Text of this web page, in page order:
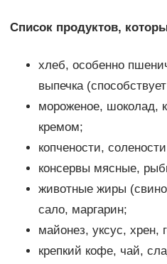
Список продуктов,
хлеб, особенно
выпечка
мороженое, шоколад,
кремом;
копчености,
консервы мясные,
животные жиры
сало, маргарин;
майонез, уксус, хрен,
крепкий кофе, чай,